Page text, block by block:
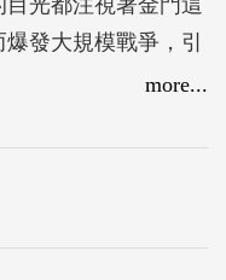
發大規模戰爭，引
美國的決策者若一
more...